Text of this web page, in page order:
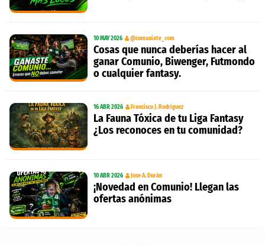
10 MAY 2026 @comuniate_com
Cosas que nunca deberías hacer al
ganar Comunio, Biwenger, Futmondo
o cualquier fantasy.
16 ABR 2026 Francisco J. Rodríguez
La Fauna Tóxica de tu Liga Fantasy
¿Los reconoces en tu comunidad?
10 ABR 2026 Jose A. Durán
¡Novedad en Comunio! Llegan las
ofertas anónimas